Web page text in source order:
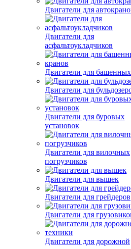
Двигатели для
Двигатели для
асфальтоукладчиков
Двигатели для
Двигатели для
Двигатели для буровых
установок
Двигатели для вилочных
погрузчиков
Двигатели для вышек
Двигатели для грейдеров
Двигатели для
Двигатели для дорожной